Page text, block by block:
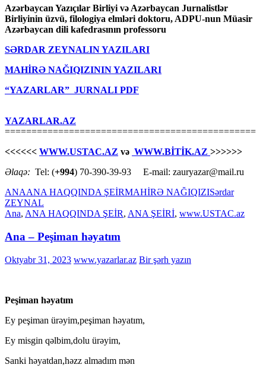
Azərbaycan Yazıçılar Birliyi və Azərbaycan Jurnalistlər
Birliyinin üzvü, filologiya elmləri doktoru, ADPU-nun Müasir
Azərbaycan dili kafedrasının professoru
SƏRDAR ZEYNALIN YAZILARI
MAHİRƏ NAĞIQIZININ YAZILARI
“YAZARLAR” JURNALI PDF
YAZARLAR.AZ
===============================================
<<<<<< WWW.USTAC.AZ və WWW.BİTİK.AZ >>>>>>
Əlaqə: Tel: (+994) 70-390-39-93 E-mail: zauryazar@mail.ru
ANAANA HAQQINDA ŞEİRMAHİRƏ NAĞIQIZISərdar
ZEYNAL
Ana, ANA HAQQINDA ŞEİR, ANA ŞEİRİ, www.USTAC.az
Ana – Peşiman həyatım
Oktyabr 31, 2023 www.yazarlar.az Bir şərh yazın
Peşiman həyatım
Ey peşiman ürəyim,peşiman həyatım,
Ey misgin qəlbim,dolu ürəyim,
Sanki həyatdan,həzz almadım mən